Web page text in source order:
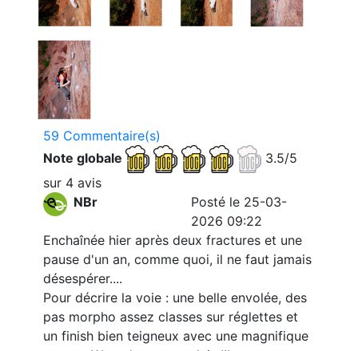
59 Commentaire(s)
Note globale
3.5/5
sur 4 avis
NBr
Posté le 25-03-
2026 09:22
Enchaînée hier après deux fractures et une
pause d'un an, comme quoi, il ne faut jamais
désespérer....
Pour décrire la voie : une belle envolée, des
pas morpho assez classes sur réglettes et
un finish bien teigneux avec une magnifique